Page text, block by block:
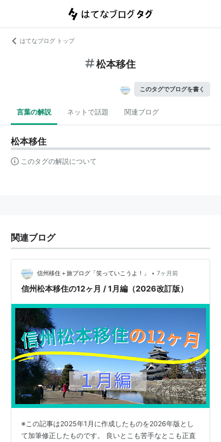
はてなブログ トップ
松本移住
このタグでブログを書く
言葉の解説 ネットで話題 関連ブログ
松本移住
このタグの解説について
関連ブログ
信州移住＋旅ブログ「笑っていこうよ！」 • 7ヶ月前
信州松本移住の12ヶ月 / 1月編（2026改訂版）
※この記事は2025年1月に作成したものを2026年版とし
て加筆修正したものです。 良いとこも苦手なとこも正直